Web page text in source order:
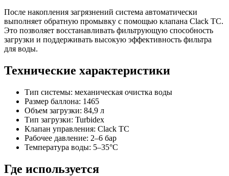
После накопления загрязнений система автоматически
выполняет обратную промывку с помощью клапана Clack TC.
Это позволяет восстанавливать фильтрующую способность
загрузки и поддерживать высокую эффективность фильтра
для воды.
Технические характеристики
Тип системы: механическая очистка воды
Размер баллона: 1465
Объем загрузки: 84,9 л
Тип загрузки: Turbidex
Клапан управления: Clack TC
Рабочее давление: 2–6 бар
Температура воды: 5–35°C
Где используется